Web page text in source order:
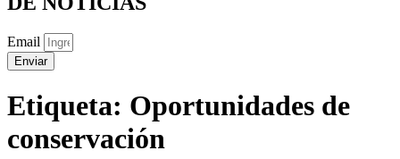
Email
Enviar
Etiqueta: Oportunidades de
conservación